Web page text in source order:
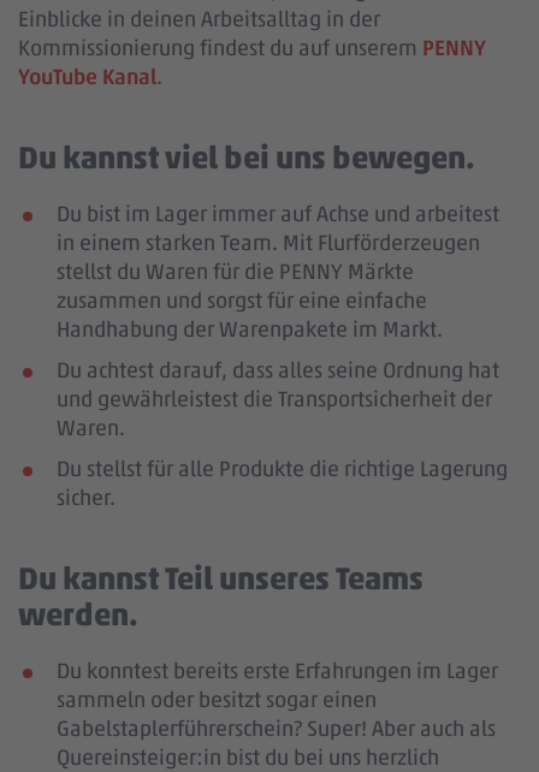
Einblicke in deinen Arbeitsalltag in der
Kommissionierung findest du auf unserem PENNY
YouTube Kanal.
Du kannst viel bei uns bewegen.
Du bist im Lager immer auf Achse und arbeitest
in einem starken Team. Mit Flurförderzeugen
stellst du Waren für die PENNY Märkte
zusammen und sorgst für eine einfache
Handhabung der Warenpakete im Markt.
Du achtest darauf, dass alles seine Ordnung hat
und gewährleistest die Transportsicherheit der
Waren.
Du stellst für alle Produkte die richtige Lagerung
sicher.
Du kannst Teil unseres Teams
werden.
Du konntest bereits erste Erfahrungen im Lager
sammeln oder besitzt sogar einen
Gabelstaplerführerschein? Super! Aber auch als
Quereinsteiger:in bist du bei uns herzlich